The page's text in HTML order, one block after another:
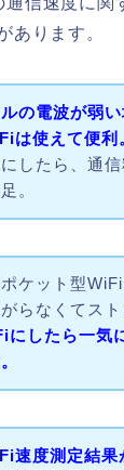
あります。
の電波が弱い
は使えて便利
したら、通
。
ケット型
らなくてスト
したら一気
速度測定結果